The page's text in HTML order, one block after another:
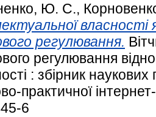
Ю. С.,
регулювання.
регулювання
: збірник
практичної
6